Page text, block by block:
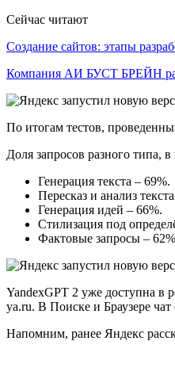
Сейчас читают
Создание сайтов: этапы
Компания АИ БУСТ БРЕЙН
По итогам тестов,
Доля запросов разного типа,
Генерация текста – 69%.
Пересказ и анализ
Генерация идей – 66%.
Стилизация под
Фактовые запросы –
YandexGPT 2 уже доступна в
ya.ru. В Поиске и Браузере
Напомним, ранее Яндекс